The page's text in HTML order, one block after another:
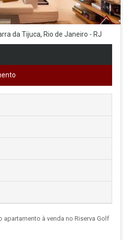
da Tijuca, Rio de Janeiro - RJ
à venda no Riserva Golf